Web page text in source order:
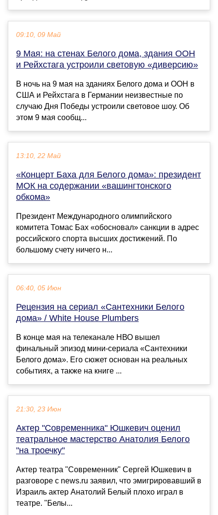
09:10, 09 Май
9 Мая: на стенах Белого дома, здания ООН
и Рейхстага устроили световую «диверсию»
В ночь на 9 мая на зданиях Белого дома и ООН в
США и Рейхстага в Германии неизвестные по
случаю Дня Победы устроили световое шоу. Об
этом 9 мая сообщ...
13:10, 22 Май
«Концерт Баха для Белого дома»: президент
МОК на содержании «вашингтонского
обкома»
Президент Международного олимпийского
комитета Томас Бах «обосновал» санкции в адрес
российского спорта высших достижений. По
большому счету ничего н...
06:40, 05 Июн
Рецензия на сериал «Сантехники Белого
дома» / White House Plumbers
В конце мая на телеканале НВО вышел
финальный эпизод мини-сериала «Сантехники
Белого дома». Его сюжет основан на реальных
событиях, а также на книге ...
21:30, 23 Июн
Актер "Современника" Юшкевич оценил
театральное мастерство Анатолия Белого
"на троечку"
Актер театра "Современник" Сергей Юшкевич в
разговоре с news.ru заявил, что эмигрировавший в
Израиль актер Анатолий Белый плохо играл в
театре. "Белы...